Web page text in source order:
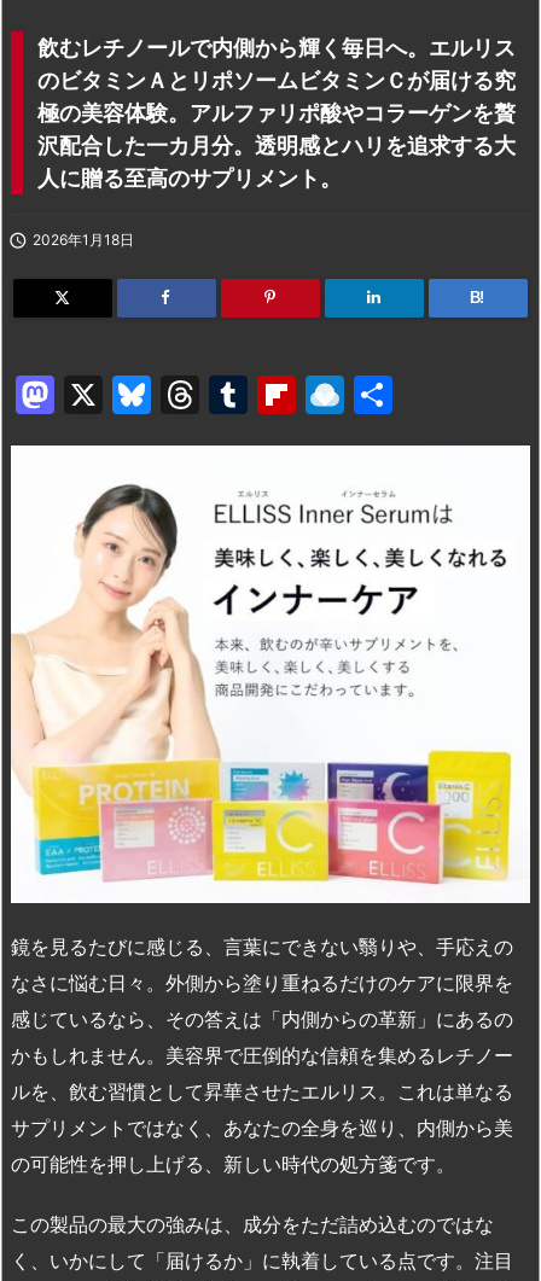
飲むレチノールで内側から輝く毎日へ。エルリス
のビタミンＡとリポソームビタミンＣが届ける究
極の美容体験。アルファリポ酸やコラーゲンを贅
沢配合した一カ月分。透明感とハリを追求する大
人に贈る至高のサプリメント。
 2026年1月18日
B!
M
a
d
o
n
X
Bl
u
s
k
y
T
hr
a
d
s
T
u
bl
r
Fl
ip
o
ar
d
R
ai
dr
o
p.
io
有
鏡を見るたびに感じる、言葉にできない翳りや、手応えの
なさに悩む日々。外側から塗り重ねるだけのケアに限界を
感じているなら、その答えは「内側からの革新」にあるの
かもしれません。美容界で圧倒的な信頼を集めるレチノー
ルを、飲む習慣として昇華させたエルリス。これは単なる
サプリメントではなく、あなたの全身を巡り、内側から美
の可能性を押し上げる、新しい時代の処方箋です。
この製品の最大の強みは、成分をただ詰め込むのではな
く、いかにして「届けるか」に執着している点です。注目